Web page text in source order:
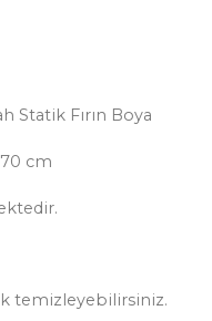
Statik Fırın Boya
cm
temizleyebilirsiniz.